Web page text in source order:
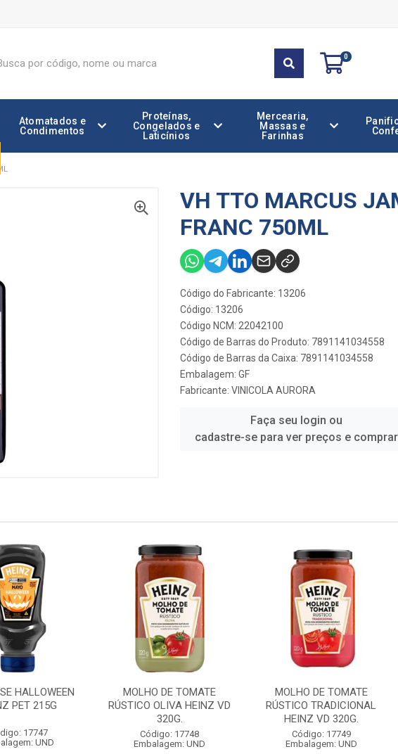
0
Atomatados e
Condimentos
Proteínas,
Congelados e
Laticínios
Mercearia,
Massas e
Farinhas
VH TTO MARCUS
FRANC 750ML
Código do Fabricante: 13206
Código: 13206
Código NCM: 22042100
Código de Barras do Produto: 7891141034558
Código de Barras da Caixa: 7891141034558
Embalagem: GF
Fabricante: VINICOLA AURORA
Faça seu login ou
cadastre-se para ver preços e comprar
HALLOWEEN
PET 215G
17747
UND
MOLHO DE TOMATE
RÚSTICO OLIVA HEINZ VD
320G.
Código: 17748
Embalagem: UND
MOLHO DE TOMATE
RÚSTICO TRADICIONAL
HEINZ VD 320G.
Código: 17749
Embalagem: UND